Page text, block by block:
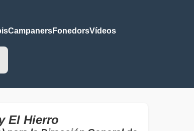
CampanersFonedorsVídeos
El Hierro